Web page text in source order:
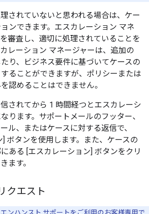
されていないと思われる場合は、ケー
ンできます。エスカレーション マネ
審査し、適切に処理されていることを
レーション マネージャーは、追加の
り、ビジネス要件に基づいてケースの
ることができますが、ポリシーまたは
認めることはできません。
されてから 1 時間経つとエスカレーシ
ります。サポートメールのフッター、
ル、またはケースに対する返信で、
] ボタンを使用します。また、ケースの
ある [エスカレーション] ボタンをクリ
ます。
クエスト
エンハンスト サポートをご利用のお客様専用で